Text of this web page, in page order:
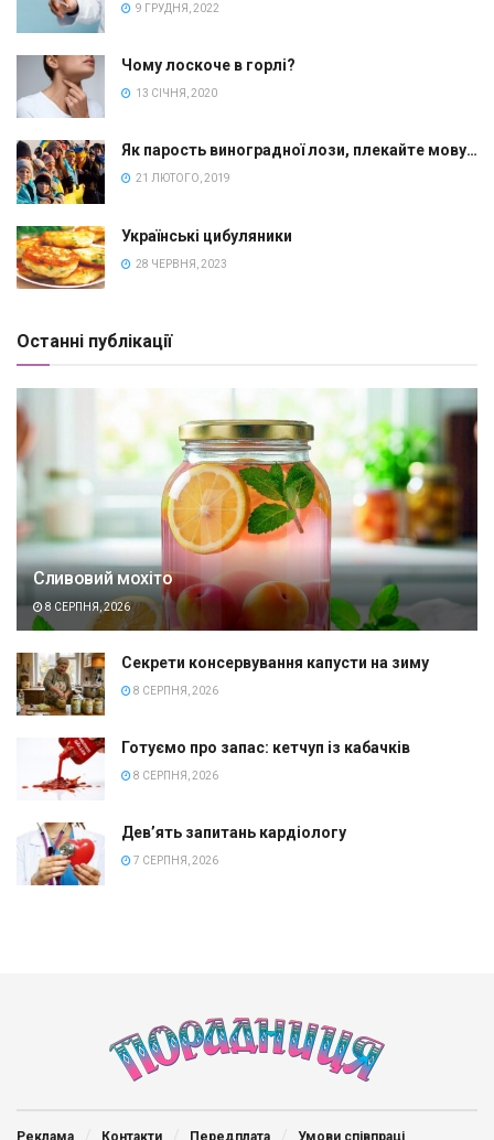
9 ГРУДНЯ, 2022
Чому лоскоче в горлі?
13 СІЧНЯ, 2020
Як парость виноградної лози, плекайте мову…
21 ЛЮТОГО, 2019
Українські цибуляники
28 ЧЕРВНЯ, 2023
Останні публікації
Сливовий мохіто
8 СЕРПНЯ, 2026
Секрети консервування капусти на зиму
8 СЕРПНЯ, 2026
Готуємо про запас: кетчуп із кабачків
8 СЕРПНЯ, 2026
Дев’ять запитань кардіологу
7 СЕРПНЯ, 2026